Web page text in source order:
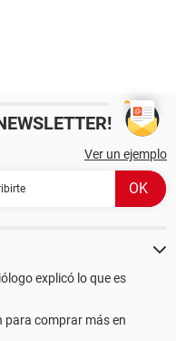
Ver un ejemplo
explicó lo que es
para comprar más en